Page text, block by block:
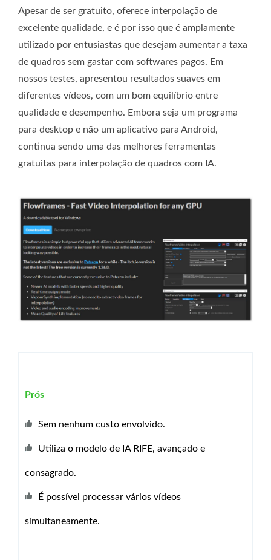
Apesar de ser gratuito, oferece interpolação de
excelente qualidade, e é por isso que é amplamente
utilizado por entusiastas que desejam aumentar a taxa
de quadros sem gastar com softwares pagos. Em
nossos testes, apresentou resultados suaves em
diferentes vídeos, com um bom equilíbrio entre
qualidade e desempenho. Embora seja um programa
para desktop e não um aplicativo para Android,
continua sendo uma das melhores ferramentas
gratuitas para interpolação de quadros com IA.
Prós
Sem nenhum custo envolvido.
Utiliza o modelo de IA RIFE, avançado e
consagrado.
É possível processar vários vídeos
simultaneamente.